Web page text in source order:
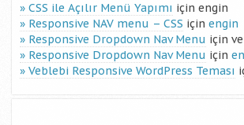
CSS ile Açılır Menü Yapımı için engin
Responsive NAV menu – CSS için engin
Responsive Dropdown Nav Menu için
Responsive Dropdown Nav Menu için
Veblebi Responsive WordPress Teması